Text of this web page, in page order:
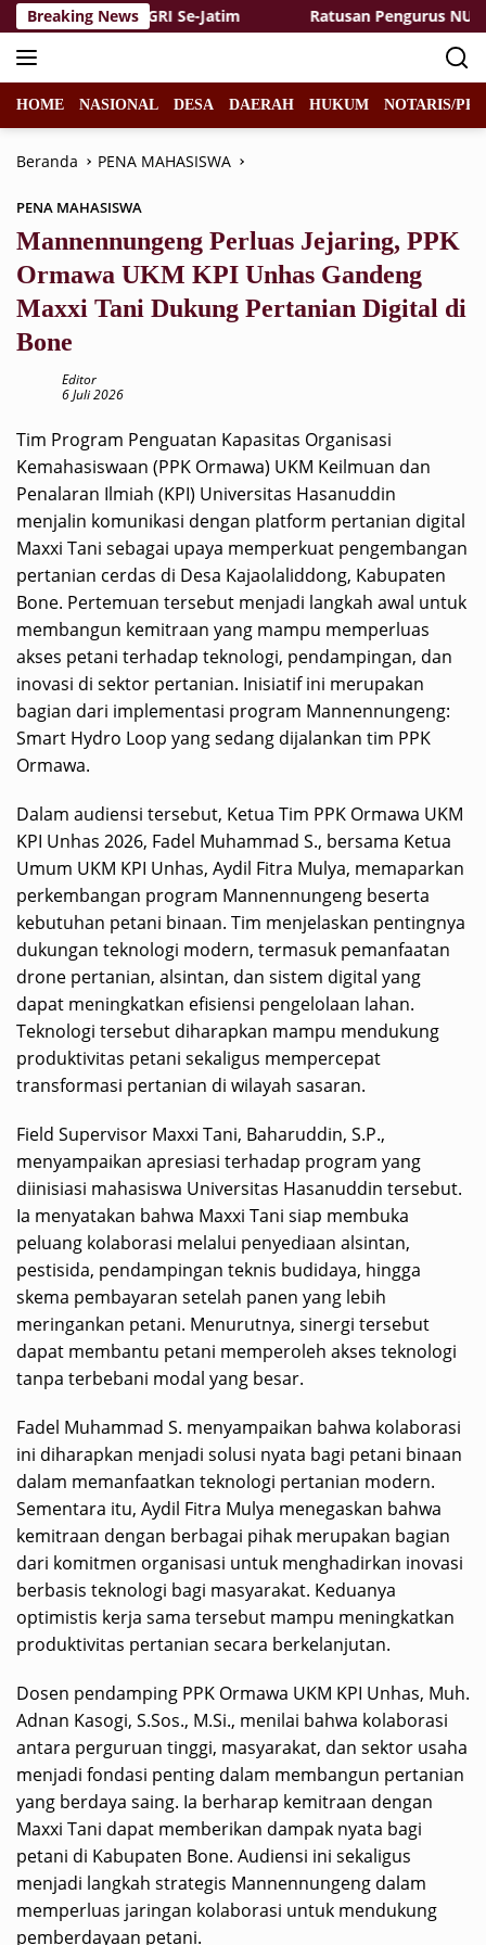
Langsung
ke
konten
Breaking News
Tinggi PGRI Se-Jatim Ratusan Pengurus NU
HOME NASIONAL DESA DAERAH HUKUM NOTARIS/
Beranda PENA MAHASISWA
PENA MAHASISWA
Mannennungeng Perluas Jejaring, PPK
Ormawa UKM KPI Unhas Gandeng
Maxxi Tani Dukung Pertanian Digital di
Bone
Editor
6 Juli 2026
Tim Program Penguatan Kapasitas Organisasi
Kemahasiswaan (PPK Ormawa) UKM Keilmuan dan
Penalaran Ilmiah (KPI) Universitas Hasanuddin
menjalin komunikasi dengan platform pertanian digital
Maxxi Tani sebagai upaya memperkuat pengembangan
pertanian cerdas di Desa Kajaolaliddong, Kabupaten
Bone. Pertemuan tersebut menjadi langkah awal untuk
membangun kemitraan yang mampu memperluas
akses petani terhadap teknologi, pendampingan, dan
inovasi di sektor pertanian. Inisiatif ini merupakan
bagian dari implementasi program Mannennungeng:
Smart Hydro Loop yang sedang dijalankan tim PPK
Ormawa.
Dalam audiensi tersebut, Ketua Tim PPK Ormawa UKM
KPI Unhas 2026, Fadel Muhammad S., bersama Ketua
Umum UKM KPI Unhas, Aydil Fitra Mulya, memaparkan
perkembangan program Mannennungeng beserta
kebutuhan petani binaan. Tim menjelaskan pentingnya
dukungan teknologi modern, termasuk pemanfaatan
drone pertanian, alsintan, dan sistem digital yang
dapat meningkatkan efisiensi pengelolaan lahan.
Teknologi tersebut diharapkan mampu mendukung
produktivitas petani sekaligus mempercepat
transformasi pertanian di wilayah sasaran.
Field Supervisor Maxxi Tani, Baharuddin, S.P.,
menyampaikan apresiasi terhadap program yang
diinisiasi mahasiswa Universitas Hasanuddin tersebut.
Ia menyatakan bahwa Maxxi Tani siap membuka
peluang kolaborasi melalui penyediaan alsintan,
pestisida, pendampingan teknis budidaya, hingga
skema pembayaran setelah panen yang lebih
meringankan petani. Menurutnya, sinergi tersebut
dapat membantu petani memperoleh akses teknologi
tanpa terbebani modal yang besar.
Fadel Muhammad S. menyampaikan bahwa kolaborasi
ini diharapkan menjadi solusi nyata bagi petani binaan
dalam memanfaatkan teknologi pertanian modern.
Sementara itu, Aydil Fitra Mulya menegaskan bahwa
kemitraan dengan berbagai pihak merupakan bagian
dari komitmen organisasi untuk menghadirkan inovasi
berbasis teknologi bagi masyarakat. Keduanya
optimistis kerja sama tersebut mampu meningkatkan
produktivitas pertanian secara berkelanjutan.
Dosen pendamping PPK Ormawa UKM KPI Unhas, Muh.
Adnan Kasogi, S.Sos., M.Si., menilai bahwa kolaborasi
antara perguruan tinggi, masyarakat, dan sektor usaha
menjadi fondasi penting dalam membangun pertanian
yang berdaya saing. Ia berharap kemitraan dengan
Maxxi Tani dapat memberikan dampak nyata bagi
petani di Kabupaten Bone. Audiensi ini sekaligus
menjadi langkah strategis Mannennungeng dalam
memperluas jaringan kolaborasi untuk mendukung
pemberdayaan petani.